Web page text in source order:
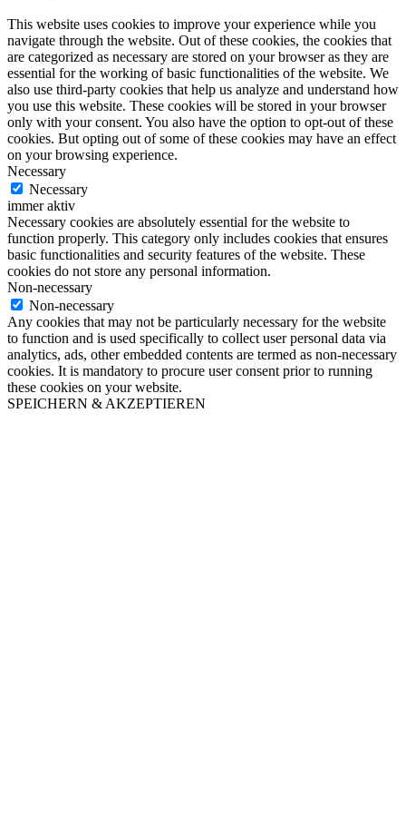
This website uses cookies to improve your experience while you
navigate through the website. Out of these cookies, the cookies that
are categorized as necessary are stored on your browser as they are
essential for the working of basic functionalities of the website. We
also use third-party cookies that help us analyze and understand how
you use this website. These cookies will be stored in your browser
only with your consent. You also have the option to opt-out of these
cookies. But opting out of some of these cookies may have an effect
on your browsing experience.
Necessary
Necessary
immer aktiv
Necessary cookies are absolutely essential for the website to
function properly. This category only includes cookies that ensures
basic functionalities and security features of the website. These
cookies do not store any personal information.
Non-necessary
Non-necessary
Any cookies that may not be particularly necessary for the website
to function and is used specifically to collect user personal data via
analytics, ads, other embedded contents are termed as non-necessary
cookies. It is mandatory to procure user consent prior to running
these cookies on your website.
SPEICHERN & AKZEPTIEREN